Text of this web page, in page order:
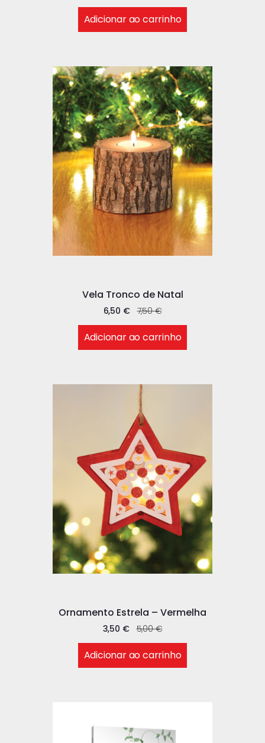
Adicionar ao carrinho
Vela Tronco de Natal
7,50€
6,50 €
Adicionar ao carrinho
Ornamento Estrela – Vermelha
5,00€
3,50 €
Adicionar ao carrinho